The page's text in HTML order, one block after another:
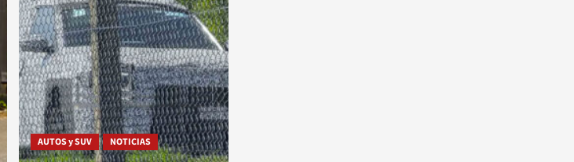
Activ,
más
alto
y
con
look
aventurero
AUTOS y SUV NOTICIAS